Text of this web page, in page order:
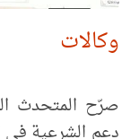
وكالات
صرّح المتحدث